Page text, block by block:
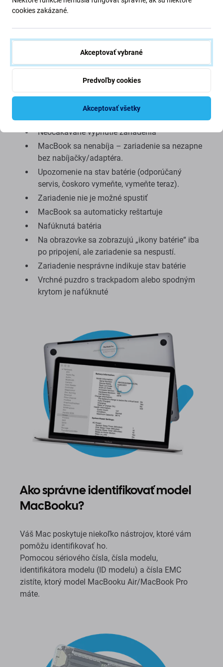
Dôvody na výmenu
Nízka výdrž batérie
Neočakávané vypnutie zariadenia
MacBook sa nenabíja – zariadenie sa nezapne
bez nabíjačky/adaptéra.
Upozornenie na stav batérie (odporúčaný
servis, čoskoro vymeňte, vymeňte teraz).
Zariadenie nie je možné spustiť
MacBook sa automaticky reštartuje
Nafúknutá batéria
Na obrazovke sa zobrazujú „ikony batérie“ iba
po pripojení, ale zariadenie sa nespustí.
Zariadenie nesprávne indikuje stav batérie
Vrchné puzdro s trackpadom alebo spodným
krytom je nafúknuté
Ako správne identifikovať model
MacBooku?
Váš Mac poskytuje niekoľko nástrojov, ktoré vám
pomôžu identifikovať ho.
Pomocou sériového čísla, čísla modelu,
identifikátora modelu (ID modelu) a čísla EMC
zistíte, ktorý model MacBooku Air/MacBook Pro
máte.
cookies zakázané.
Akceptovať vybrané
Predvoľby cookies
Akceptovať všetky